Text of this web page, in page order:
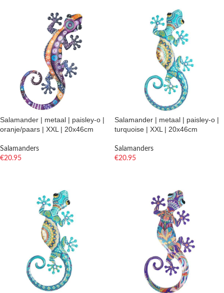
Salamander | metaal | paisley-o |
oranje/paars | XXL | 20x46cm
Salamanders
€20.95
Salamander | metaal | paisley-o |
turquoise | XXL | 20x46cm
Salamanders
€20.95